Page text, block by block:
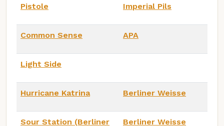
Pistole Imperial Pils
Common Sense APA
Light Side
Hurricane Katrina Berliner Weisse
Sour Station (Berliner
Berliner Weisse